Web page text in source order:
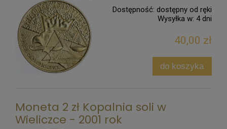
Dostępność: dostępny od ręki
Wysyłka w: 4 dni
40,00 zł
do koszyka
Moneta 2 zł Kopalnia soli w
Wieliczce - 2001 rok